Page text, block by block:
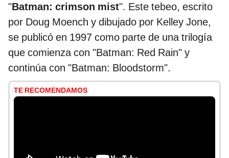
"Batman: crimson mist". Este tebeo, escrito
por Doug Moench y dibujado por Kelley Jone,
se publicó en 1997 como parte de una trilogía
que comienza con "Batman: Red Rain" y
continúa con "Batman: Bloodstorm".
TE RECOMENDAMOS